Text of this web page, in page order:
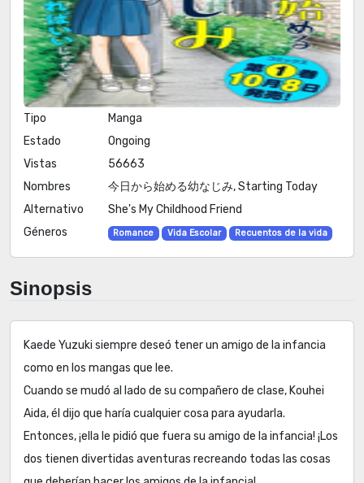
Tipo
Manga
Estado
Ongoing
Vistas
56663
Nombres
Alternativo
今日から始める幼なじみ, Starting Today
She's My Childhood Friend
Géneros
Romance Vida Escolar Recuentos de la vida
Sinopsis
Kaede Yuzuki siempre deseó tener un amigo de la infancia
como en los mangas que lee.
Cuando se mudó al lado de su compañero de clase, Kouhei
Aida, él dijo que haría cualquier cosa para ayudarla.
Entonces, ¡ella le pidió que fuera su amigo de la infancia! ¡Los
dos tienen divertidas aventuras recreando todas las cosas